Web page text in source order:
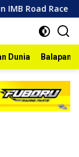
Road Race
Dunia Balapan